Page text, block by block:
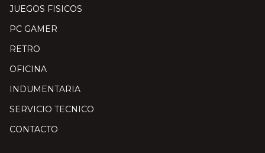
JUEGOS FISICOS
PC GAMER
RETRO
OFICINA
INDUMENTARIA
SERVICIO TECNICO
CONTACTO